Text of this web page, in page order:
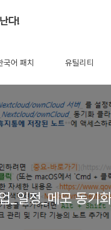
다!
국어 패치 유틸리티
정_메모 동기